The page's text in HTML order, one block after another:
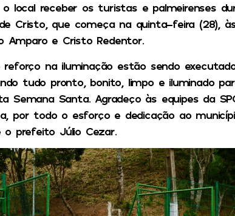
local receber os turistas e palmeirenses
Cristo, que começa na quinta-feira (28),
Amparo e Cristo Redentor.
na iluminação estão sendo
tudo pronto, bonito, limpo e iluminado
Semana Santa. Agradeço às equipes da
por todo o esforço e dedicação ao
prefeito Júlio Cezar.